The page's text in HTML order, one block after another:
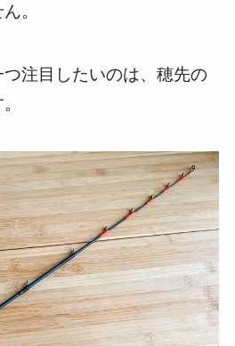
。
注目したいのは、穂先の